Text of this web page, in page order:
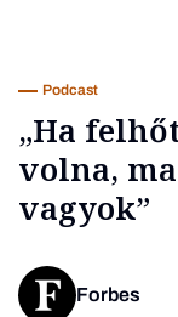
Podcast
„Ha
volna,
vagyok”
Forbes